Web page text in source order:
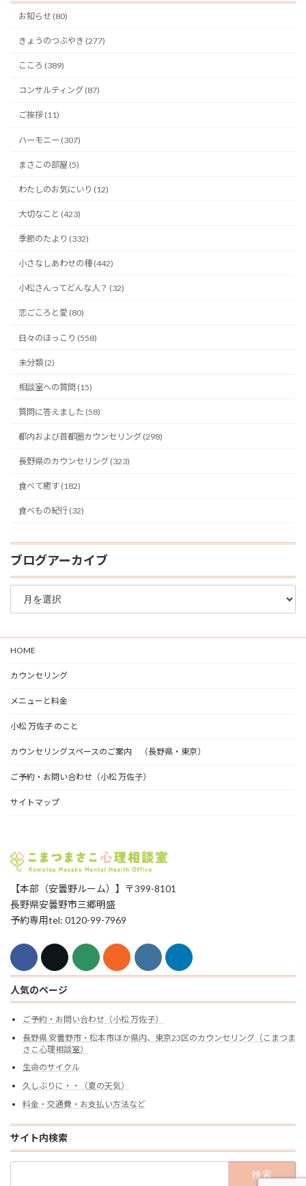
お知らせ (80)
きょうのつぶやき (277)
こころ (389)
コンサルティング (87)
ご挨拶 (11)
ハーモニー (307)
まさこの部屋 (5)
わたしのお気にいり (12)
大切なこと (423)
季節のたより (332)
小さなしあわせの種 (442)
小松さんってどんな人？ (32)
恋ごころと愛 (80)
日々のほっこり (558)
未分類 (2)
相談室への質問 (15)
質問に答えました (58)
都内および首都圏カウンセリング (298)
長野県のカウンセリング (323)
食べて癒す (182)
食べもの紀行 (32)
ブログアーカイブ
ブ
グ
ー
カ
ブ
HOME
カウンセリング
メニューと料金
小松 万佐子 のこと
カウンセリングスペースのご案内 （長野県・東京）
ご予約・お問い合わせ（小松 万佐子）
サイトマップ
【本部（安曇野ルーム）】〒399-8101
長野県安曇野市三郷明盛
予約専用tel: 0120-99-7969
人気のページ
ご予約・お問い合わせ（小松 万佐子）
長野県 安曇野市・松本市ほか県内、東京23区のカウンセリング（こまつま
さこ心理相談室）
生命のサイクル
久しぶりに・・（夏の天気）
料金・交通費・お支払い方法など
サイト内検索